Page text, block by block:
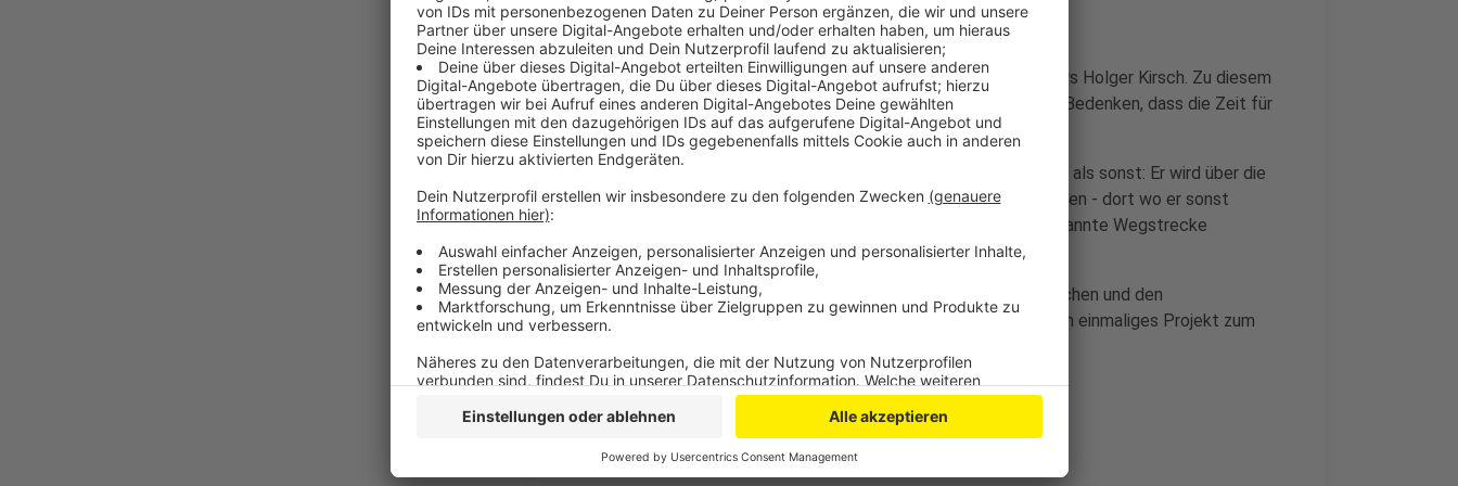
Das war schon 2019 der große Traum des damals neuen Zugleiters Holger Kirsch. Zu diesem
Zeitpunkt damals hatten die Karnevalsgesellschaften aber noch Bedenken, dass die Zeit für
die Planung nicht ausreichen würde. Das ist jetzt anders.
Der Zug wird 2023 in Deutz starten und dann anders herum laufen als sonst: Er wird über die
Deutzer Brücke ziehen und schließlich an der Severinstorburg enden - dort wo er sonst
begonnen hat. Linkrheisch soll er aber zu 85 Prozent seine altbekannte Wegstrecke
beibehalten.
Dadurch werde «symbolisch die Brücke zwischen den linksrheinischen und den
rechtsrheinischen Jecken» geschlagen. Der geänderte Weg ist ein einmaliges Projekt zum
Anzeige